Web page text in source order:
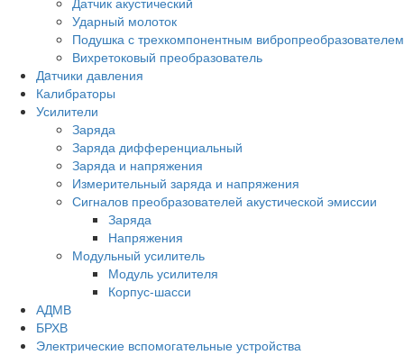
Ударный молоток
Подушка с трехкомпонентным вибропреобразователем
Вихретоковый преобразователь
Дaтчики давления
Калибраторы
Усилители
Заряда
Заряда дифференциальный
Заряда и напряжения
Измерительный заряда и напряжения
Сигналов преобразователей акустической эмиссии
Заряда
Напряжения
Модульный усилитель
Модуль усилителя
Корпус-шасси
АДМВ
БРХВ
Электрические вспомогательные устройства